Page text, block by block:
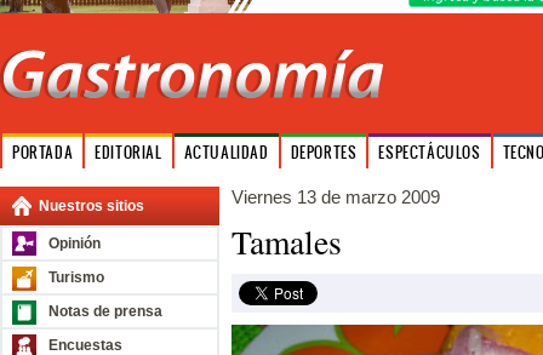
PORTADA EDITORIAL ACTUALIDAD DEPORTES ESPECTÁCULOS
Nuestros sitios
Opinión
Turismo
Notas de prensa
Encuestas
Viernes 13 de marzo 2009
Tamales